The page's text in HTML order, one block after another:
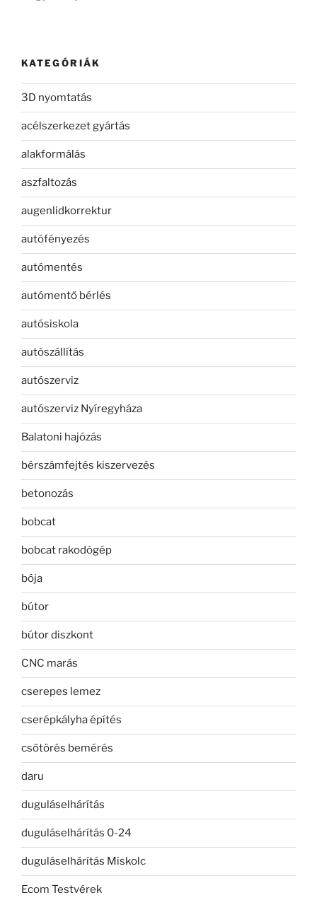
KATEGÓRIÁK
3D nyomtatás
acélszerkezet gyártás
alakformálás
aszfaltozás
augenlidkorrektur
autófényezés
autómentés
autómentő bérlés
autósiskola
autószállítás
autószerviz
autószerviz Nyíregyháza
Balatoni hajózás
bérszámfejtés kiszervezés
betonozás
bobcat
bobcat rakodógép
bója
bútor
bútor diszkont
CNC marás
cserepes lemez
cserépkályha építés
csőtörés bemérés
daru
duguláselhárítás
duguláselhárítás 0-24
duguláselhárítás Miskolc
Ecom Testvérek